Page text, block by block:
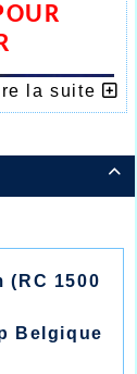

(RC 1500
Belgique
la suite